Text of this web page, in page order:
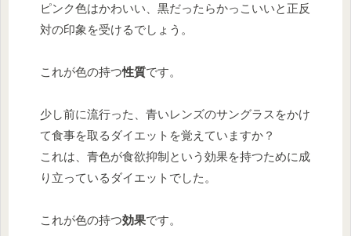
ピンク色はかわいい、黒だったらかっこいいと正反
対の印象を受けるでしょう。
これが色の持つ性質です。
少し前に流行った、青いレンズのサングラスをかけ
て食事を取るダイエットを覚えていますか？
これは、青色が食欲抑制という効果を持つために成
り立っているダイエットでした。
これが色の持つ効果です。